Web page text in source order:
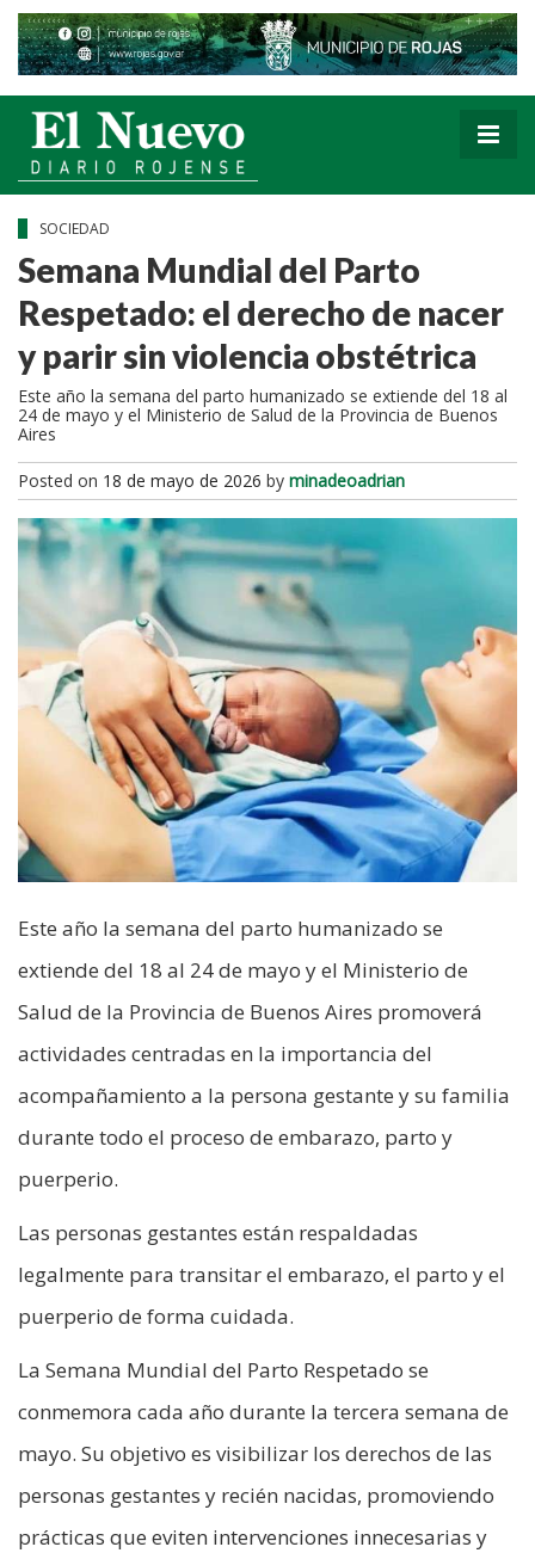
SOCIEDAD
Semana Mundial del Parto
Respetado: el derecho de nacer
y parir sin violencia obstétrica
Este año la semana del parto humanizado se extiende del 18 al
24 de mayo y el Ministerio de Salud de la Provincia de Buenos
Aires
Posted on 18 de mayo de 2026 by minadeoadrian
Este año la semana del parto humanizado se
extiende del 18 al 24 de mayo y el Ministerio de
Salud de la Provincia de Buenos Aires promoverá
actividades centradas en la importancia del
acompañamiento a la persona gestante y su familia
durante todo el proceso de embarazo, parto y
puerperio.
Las personas gestantes están respaldadas
legalmente para transitar el embarazo, el parto y el
puerperio de forma cuidada.
La Semana Mundial del Parto Respetado se
conmemora cada año durante la tercera semana de
mayo. Su objetivo es visibilizar los derechos de las
personas gestantes y recién nacidas, promoviendo
prácticas que eviten intervenciones innecesarias y